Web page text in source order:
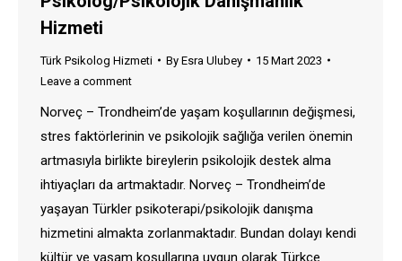
Hizmeti
Türk Psikolog Hizmeti By Esra Ulubey
15 Mart 2023
Leave a comment
Norveç – Trondheim’de yaşam koşullarının değişmesi,
stres faktörlerinin ve psikolojik sağlığa verilen önemin
artmasıyla birlikte bireylerin psikolojik destek alma
ihtiyaçları da artmaktadır. Norveç – Trondheim’de
yaşayan Türkler psikoterapi/psikolojik danışma
hizmetini almakta zorlanmaktadır. Bundan dolayı kendi
kültür ve yaşam koşullarına uygun olarak Türkçe